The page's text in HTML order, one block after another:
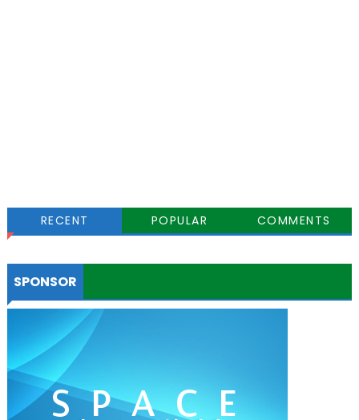
RECENT POPULAR COMMENTS
SPONSOR